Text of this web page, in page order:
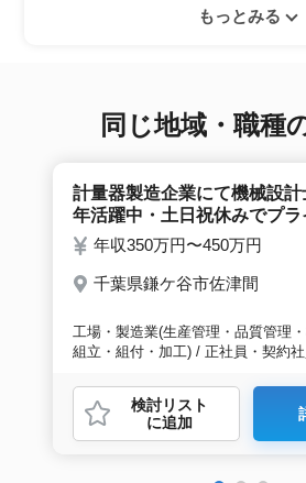
ぜひ紹介依頼へ進んでくださ
ーとヒアリングのお時間を
もっとみる
同じ地域・職種
計量器製造企業にて機械設
年活躍中・土日祝休みでプ
実〜年収350万円〜450万円
千葉県鎌ケ谷市佐津間
工場・製造業(生産管理・品質管理
組立・組付・加工) / 正社員・契約
検討リスト
に追加